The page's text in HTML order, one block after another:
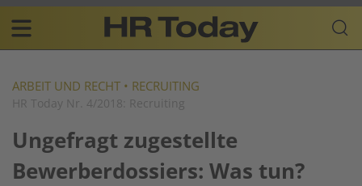
Skip
content
Plattform
für
Resources
navigation
DE
ARBEIT UND RECHT • RECRUITING
HR Today Nr. 4/2018: Recruiting
Ungefragt zugestellte
Bewerberdossiers: Was tun?